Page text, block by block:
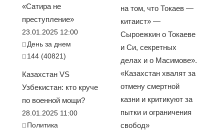
«Сатира не
преступление»
23.01.2025 12:00
День за днем
144 (40821)
Казахстан VS
Узбекистан: кто круче
по военной мощи?
28.01.2025 11:00
Политика
на том, что Токаев —
китаист» —
Сыроежкин о Токаеве
и Си, секретных
делах и о Масимове».
«Казахстан хвалят за
отмену смертной
казни и критикуют за
пытки и ограничения
свобод»